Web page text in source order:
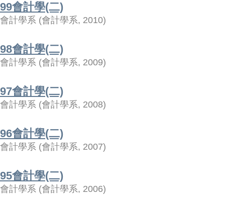
99會計學(二)
會計學系 (會計學系, 2010)
98會計學(二)
會計學系 (會計學系, 2009)
97會計學(二)
會計學系 (會計學系, 2008)
96會計學(二)
會計學系 (會計學系, 2007)
95會計學(二)
會計學系 (會計學系, 2006)